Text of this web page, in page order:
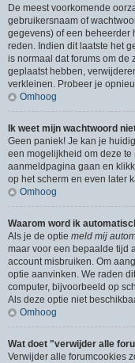
De meest voorkomende
gebruikersnaam of
gegevens) of een beheerder
reden. Indien dit laatste het
is normaal dat forums om de
geplaatst hebben,
verkleinen. Probeer je
Omhoog
Ik weet mijn wachtwoord
Geen paniek! Je kan je
een mogelijkheid om deze
aanmeldpagina gaan en
op het scherm en even later
Omhoog
Waarom word ik
Als je de optie meld mij
maar voor een bepaalde tijd
account misbruiken. Om
optie aanvinken. We raden
computer, bijvoorbeeld op
Als deze optie niet
Omhoog
Wat doet "verwijder alle
Verwijder alle forumcookies